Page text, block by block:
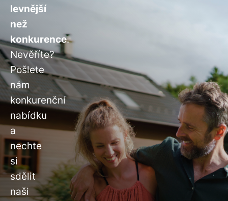
levnější
než
konkurence.
Nevěříte?
Pošlete
nám
konkurenční
nabídku
a
nechte
si
sdělit
naši